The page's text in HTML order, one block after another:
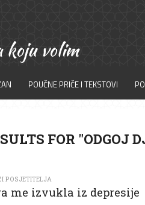
POUČNE PRIČE I TEKSTOVI
FOR "ODGOJ
POSJETITELJA
me izvukla iz depresije